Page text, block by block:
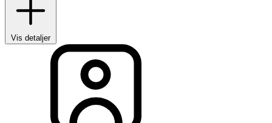
Vis detaljer